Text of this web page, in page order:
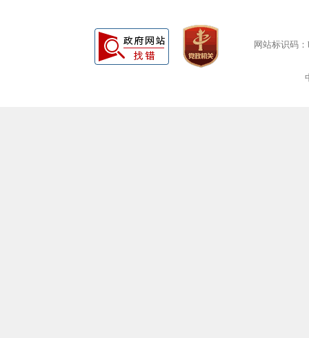
网站标识码